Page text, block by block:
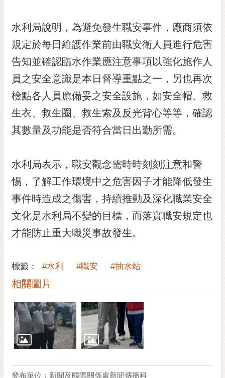
桐
花
祭
網
站
導
覽
RSS
訂
閱
電
子
信
箱
English
日
本
語
隱
水利局說明，為避免發生職安事件，廠商須依
規定於每日維護作業前由職安衛人員進行危害
告知並確認臨水作業應注意事項以強化施作人
員之安全意識是本日督導重點之一，另也再次
檢點各人員應備妥之安全設施，如安全帽、救
生衣、救生圈、救生索及反光背心等等，確認
其數量及功能是否符合當日出勤所需。
水利局表示，職安觀念需時時刻刻注意和警
惕，了解工作環境中之危害因子才能降低發生
事件時造成之傷害，持續推動及深化職業安全
文化是水利局不變的目標，而落實職安規定也
才能防止重大職災事故發生。
標籤： #水利 #職安 #抽水站
相關圖片
發布單位：新聞及國際關係處新聞傳播科